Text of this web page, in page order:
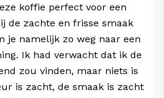
koffie perfect voor een
de zachte en frisse smaak
je namelijk zo weg naar een
Ik had verwacht dat ik de
zou vinden, maar niets is
is zacht, de smaak is zacht